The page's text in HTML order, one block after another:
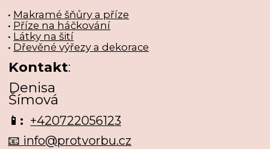
• Makramé šňůry a příze
• Příze na háčkování
• Látky na šití
• Dřevěné výřezy a dekorace
Kontakt:
Denisa
Šímová
📱: +420722056123
📧 info@protvorbu.cz